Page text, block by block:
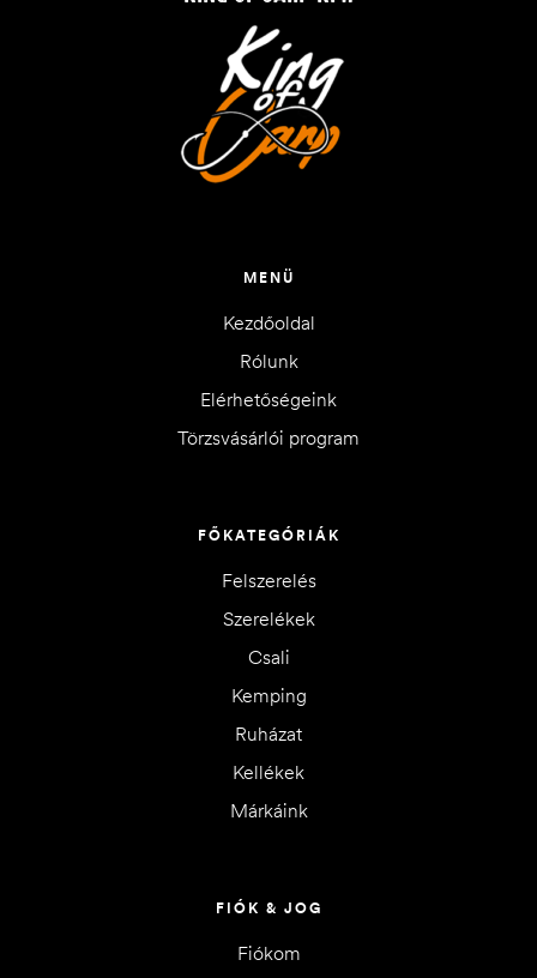
MENÜ
Kezdőoldal
Rólunk
Elérhetőségeink
Törzsvásárlói program
FŐKATEGÓRIÁK
Felszerelés
Szerelékek
Csali
Kemping
Ruházat
Kellékek
Márkáink
FIÓK & JOG
Fiókom